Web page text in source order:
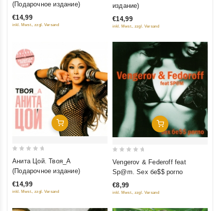
5
(Подарочное издание)
€14,99
inkl. Mwst., zzgl. Versand
5
издание)
€14,99
inkl. Mwst., zzgl. Versand
Добавить В Корзину
5
Анита Цой. Твоя_А
(Подарочное издание)
€14,99
inkl. Mwst., zzgl. Versand
Добавить В Корзину
5
Vengerov & Federoff feat
Sp@m. Sex бе$$ porno
€8,99
inkl. Mwst., zzgl. Versand